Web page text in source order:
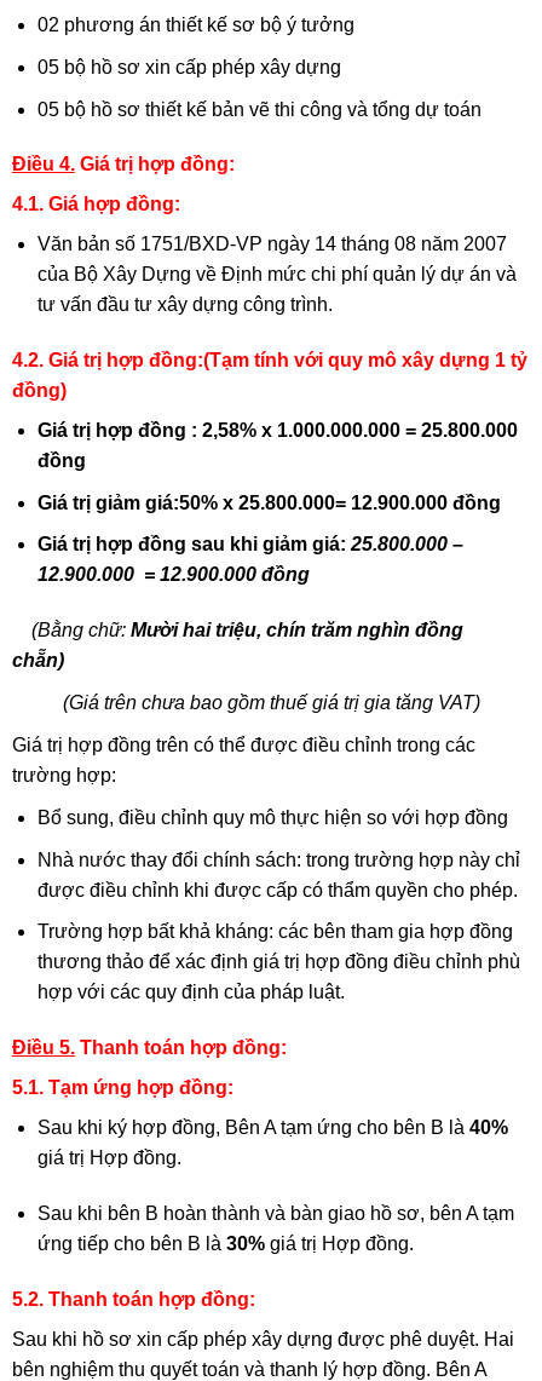
02 phương án thiết kế sơ bộ ý tưởng
05 bộ hồ sơ xin cấp phép xây dựng
05 bộ hồ sơ thiết kế bản vẽ thi công và tổng dự toán
Điều 4.Giá trị hợp đồng:
4.1. Giá hợp đồng:
Văn bản số 1751/BXD-VP ngày 14 tháng 08 năm 2007
của Bộ Xây Dựng về Định mức chi phí quản lý dự án và
tư vấn đầu tư xây dựng công trình.
4.2. Giá trị hợp đồng:(Tạm tính với quy mô xây dựng 1 tỷ
đồng)
Giá trị hợp đồng : 2,58% x 1.000.000.000 = 25.800.000
đồng
Giá trị giảm giá:50% x 25.800.000= 12.900.000 đồng
Giá trị hợp đồng sau khi giảm giá: 25.800.000 –
12.900.000 = 12.900.000 đồng
(Bằng chữ: Mười hai triệu, chín trăm nghìn đồng
chẵn)
(Giá trên chưa bao gồm thuế giá trị gia tăng VAT)
Giá trị hợp đồng trên có thể được điều chỉnh trong các
trường hợp:
Bổ sung, điều chỉnh quy mô thực hiện so với hợp đồng
Nhà nước thay đổi chính sách: trong trường hợp này chỉ
được điều chỉnh khi được cấp có thẩm quyền cho phép.
Trường hợp bất khả kháng: các bên tham gia hợp đồng
thương thảo để xác định giá trị hợp đồng điều chỉnh phù
hợp với các quy định của pháp luật.
Điều 5.Thanh toán hợp đồng:
5.1. Tạm ứng hợp đồng:
Sau khi ký hợp đồng, Bên A tạm ứng cho bên B là 40%
giá trị Hợp đồng.
Sau khi bên B hoàn thành và bàn giao hồ sơ, bên A tạm
ứng tiếp cho bên B là 30%giá trị Hợp đồng.
5.2. Thanh toán hợp đồng:
Sau khi hồ sơ xin cấp phép xây dựng được phê duyệt. Hai
bên nghiệm thu quyết toán và thanh lý hợp đồng. Bên A